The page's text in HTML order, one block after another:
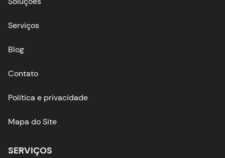
Serviços
Blog
Contato
Política e privacidade
Mapa do Site
SERVIÇOS